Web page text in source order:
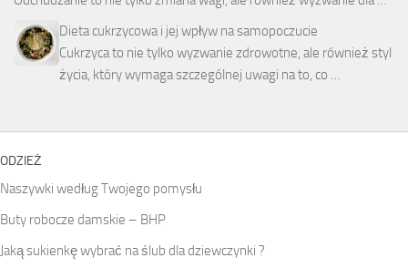
Dieta cukrzycowa i jej wpływ na samopoczucie
Cukrzyca to nie tylko wyzwanie zdrowotne, ale również styl
życia, który wymaga szczególnej uwagi na to, co …
ODZIEŻ
Naszywki według Twojego pomysłu
Buty robocze damskie – BHP
Jaką sukienkę wybrać na ślub dla dziewczynki ?